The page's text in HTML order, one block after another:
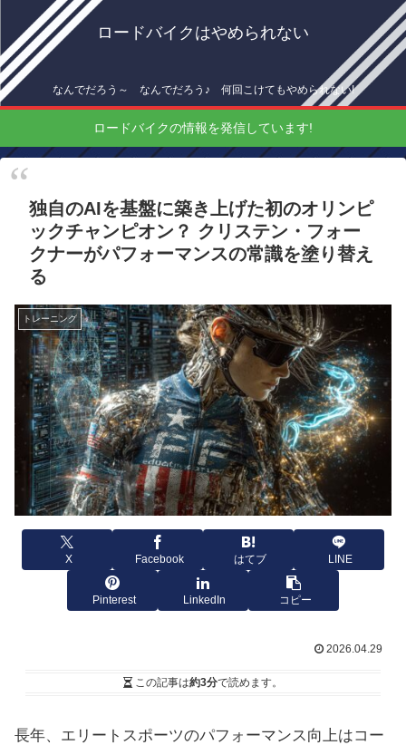
ロードバイクはやめられない
なんでだろう～ なんでだろう♪ 何回こけてもやめられない!
ロードバイクの情報を発信しています!
独自のAIを基盤に築き上げた初のオリンピ
ックチャンピオン？ クリステン・フォー
クナーがパフォーマンスの常識を塗り替え
る
トレーニング
X Facebook はてブ LINE
Pinterest LinkedIn コピー
2026.04.29
この記事は約3分で読めます。
長年、エリートスポーツのパフォーマンス向上はコー